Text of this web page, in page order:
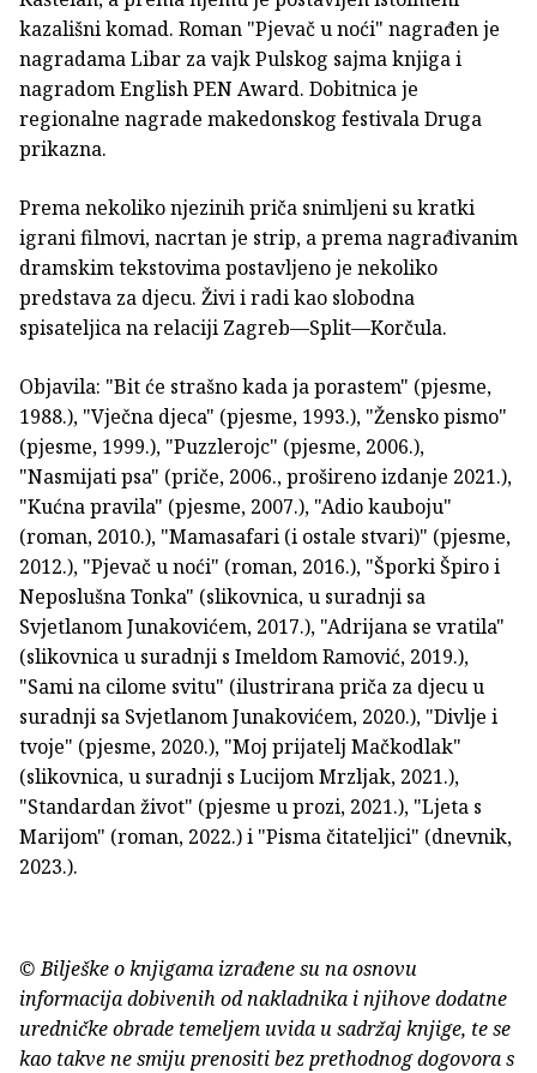
kazališni komad. Roman "Pjevač u noći" nagrađen je
nagradama Libar za vajk Pulskog sajma knjiga i
nagradom English PEN Award. Dobitnica je
regionalne nagrade makedonskog festivala Druga
prikazna.
Prema nekoliko njezinih priča snimljeni su kratki
igrani filmovi, nacrtan je strip, a prema nagrađivanim
dramskim tekstovima postavljeno je nekoliko
predstava za djecu. Živi i radi kao slobodna
spisateljica na relaciji Zagreb—Split—Korčula.
Objavila: "Bit će strašno kada ja porastem" (pjesme,
1988.), "Vječna djeca" (pjesme, 1993.), "Žensko pismo"
(pjesme, 1999.), "Puzzlerojc" (pjesme, 2006.),
"Nasmijati psa" (priče, 2006., prošireno izdanje 2021.),
"Kućna pravila" (pjesme, 2007.), "Adio kauboju"
(roman, 2010.), "Mamasafari (i ostale stvari)" (pjesme,
2012.), "Pjevač u noći" (roman, 2016.), "Šporki Špiro i
Neposlušna Tonka" (slikovnica, u suradnji sa
Svjetlanom Junakovićem, 2017.), "Adrijana se vratila"
(slikovnica u suradnji s Imeldom Ramović, 2019.),
"Sami na cilome svitu" (ilustrirana priča za djecu u
suradnji sa Svjetlanom Junakovićem, 2020.), "Divlje i
tvoje" (pjesme, 2020.), "Moj prijatelj Mačkodlak"
(slikovnica, u suradnji s Lucijom Mrzljak, 2021.),
"Standardan život" (pjesme u prozi, 2021.), "Ljeta s
Marijom" (roman, 2022.) i "Pisma čitateljici" (dnevnik,
2023.).
© Bilješke o knjigama izrađene su na osnovu
informacija dobivenih od nakladnika i njihove dodatne
uredničke obrade temeljem uvida u sadržaj knjige, te se
kao takve ne smiju prenositi bez prethodnog dogovora s